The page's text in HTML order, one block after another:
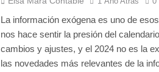
La información exógena es uno de
nos hace sentir la presión del
cambios y ajustes, y el 2024 no es la
las novedades más relevantes de la